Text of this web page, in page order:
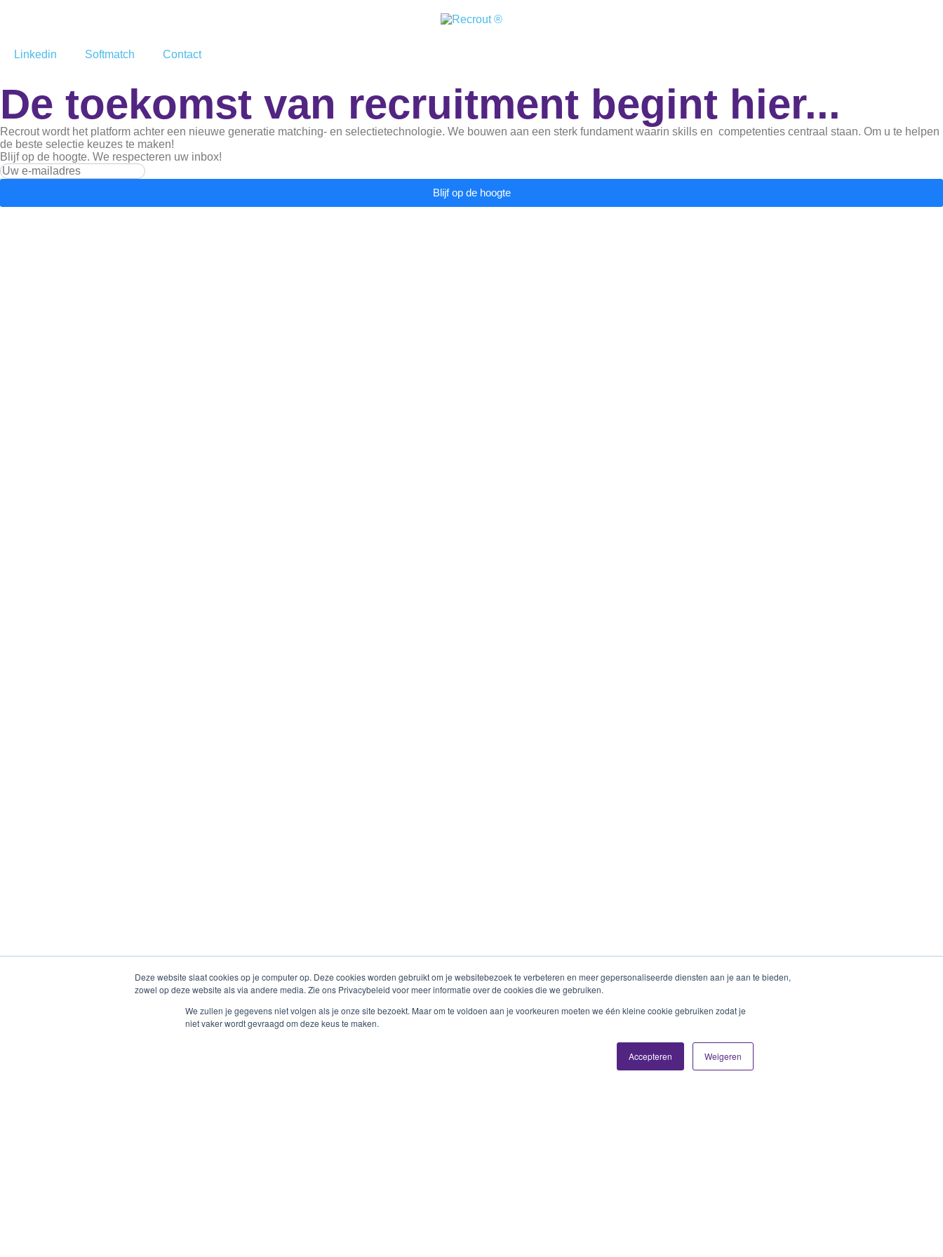
Deze website slaat cookies op je computer op. Deze cookies worden gebruikt om je websitebezoek te verbeteren en meer gepersonaliseerde diensten aan je aan te bieden,
zowel op deze website als via andere media. Zie ons Privacybeleid voor meer informatie over de cookies die we gebruiken.
We zullen je gegevens niet volgen als je onze site bezoekt. Maar om te voldoen aan je voorkeuren moeten we één kleine cookie gebruiken zodat je
niet vaker wordt gevraagd om deze keus te maken.
Accepteren Weigeren
Linkedin Softmatch Contact
De toekomst van recruitment begint hier...
Recrout wordt het platform achter een nieuwe generatie matching- en selectietechnologie. We bouwen aan een sterk fundament waarin skills en competenties centraal staan. Om u te helpen
de beste selectie keuzes te maken!
Blijf op de hoogte. We respecteren uw inbox!
Blijf op de hoogte